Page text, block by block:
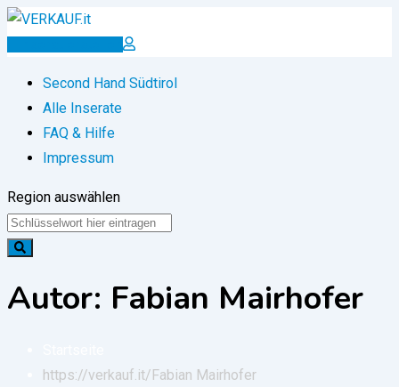
Zum
Inserat erstellen
Second Hand Südtirol
Alle Inserate
FAQ & Hilfe
Impressum
Region auswählen
Autor: Fabian Mairhofer
https://verkauf.it/ Fabian Mairhofer